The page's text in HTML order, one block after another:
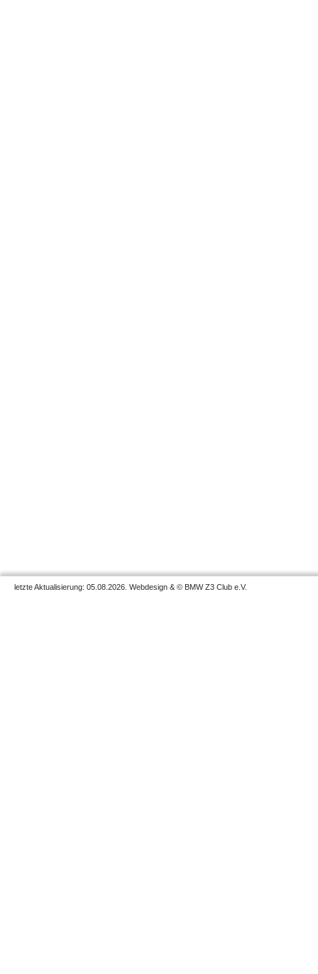
letzte Aktualisierung: 05.08.2026. Webdesign & © BMW Z3 Club e.V.